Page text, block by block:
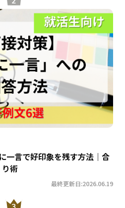
一言で好印象を残す方法｜合
術
最終更新日:2026.06.19